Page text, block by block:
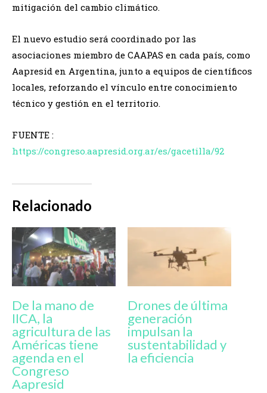
mitigación del cambio climático.
El nuevo estudio será coordinado por las
asociaciones miembro de CAAPAS en cada país, como
Aapresid en Argentina, junto a equipos de científicos
locales, reforzando el vínculo entre conocimiento
técnico y gestión en el territorio.
FUENTE :
https://congreso.aapresid.org.ar/es/gacetilla/92
Relacionado
De la mano de
IICA, la
agricultura de las
Américas tiene
agenda en el
Congreso
Aapresid
Drones de última
generación
impulsan la
sustentabilidad y
la eficiencia